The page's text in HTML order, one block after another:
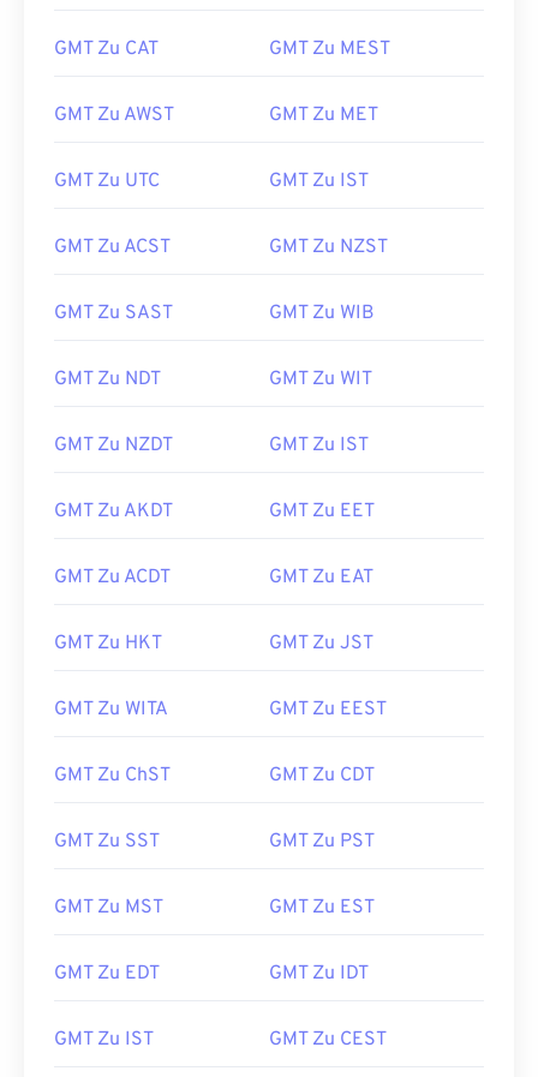
GMT Zu CAT GMT Zu MEST
GMT Zu AWST GMT Zu MET
GMT Zu UTC GMT Zu IST
GMT Zu ACST GMT Zu NZST
GMT Zu SAST GMT Zu WIB
GMT Zu NDT GMT Zu WIT
GMT Zu NZDT GMT Zu IST
GMT Zu AKDT GMT Zu EET
GMT Zu ACDT GMT Zu EAT
GMT Zu HKT GMT Zu JST
GMT Zu WITA GMT Zu EEST
GMT Zu ChST GMT Zu CDT
GMT Zu SST GMT Zu PST
GMT Zu MST GMT Zu EST
GMT Zu EDT GMT Zu IDT
GMT Zu IST GMT Zu CEST